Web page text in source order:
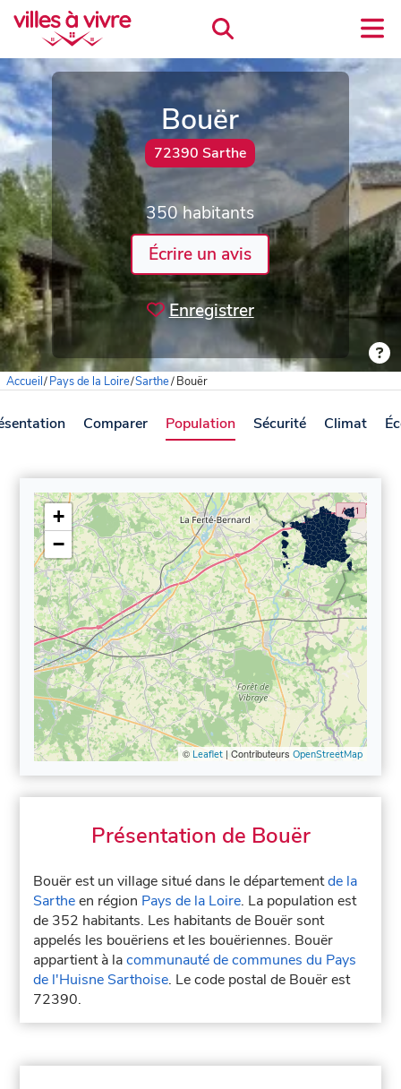
Bouër
72390 Sarthe
350 habitants
Écrire un avis
Enregistrer
Accueil/Pays de la Loire/Sarthe/Bouër
Comparer Population Sécurité Climat
+
−
© Leaflet| Contributeurs OpenStreetMap
Présentation de Bouër
Bouër est un village situé dans le départementde la
Sartheen région Pays de la Loire. La population est
de 352 habitants. Les habitants de Bouër sont
appelés les bouëriens et les bouëriennes. Bouër
appartient à lacommunauté de communes du Pays
de l'Huisne Sarthoise. Le code postal de Bouër est
72390.